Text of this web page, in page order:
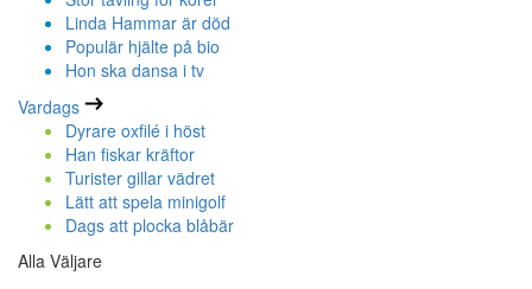
Linda Hammar är död
Populär hjälte på bio
Hon ska dansa i tv
Vardags
Dyrare oxfilé i höst
Han fiskar kräftor
Turister gillar vädret
Lätt att spela minigolf
Dags att plocka blåbär
Alla Väljare